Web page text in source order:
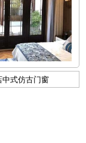
中式仿古门窗